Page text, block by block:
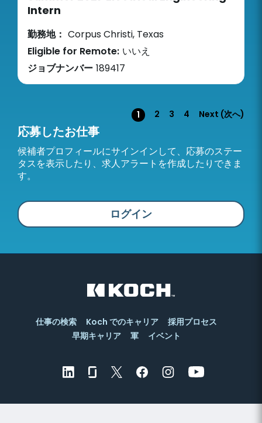
Intern
勤務地： Corpus Christi, Texas
Eligible for Remote: いいえ
ジョブナンバー 189417
ページ
1 2 3 4 Next (次へ)
応募したお仕事
候補者プロフィールにサインインして、応募のステー
タスを表示したり、求人アラートを作成したりできま
す。
ログイン
仕事の検索 Koch でのキャリア
採用プロセス
早期キャリア
軍 イベント